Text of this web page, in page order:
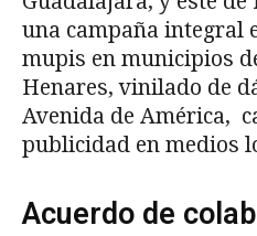
una campaña integral
mupis en municipios
Henares, vinilado de
Avenida de América,
publicidad en medios
Acuerdo de